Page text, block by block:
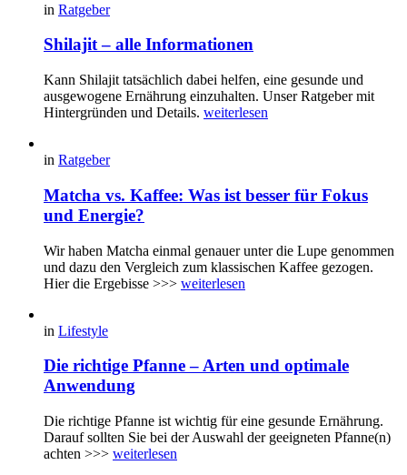
in Ratgeber
Shilajit – alle Informationen
Kann Shilajit tatsächlich dabei helfen, eine gesunde und
ausgewogene Ernährung einzuhalten. Unser Ratgeber mit
Hintergründen und Details. weiterlesen
in Ratgeber
Matcha vs. Kaffee: Was ist besser für Fokus
und Energie?
Wir haben Matcha einmal genauer unter die Lupe genommen
und dazu den Vergleich zum klassischen Kaffee gezogen.
Hier die Ergebisse >>> weiterlesen
in Lifestyle
Die richtige Pfanne – Arten und optimale
Anwendung
Die richtige Pfanne ist wichtig für eine gesunde Ernährung.
Darauf sollten Sie bei der Auswahl der geeigneten Pfanne(n)
achten >>> weiterlesen